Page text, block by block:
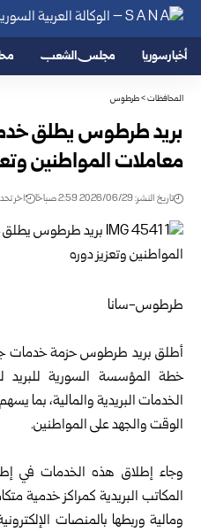
أخبار سوريا مجلس الشعب
المحافظات>طرطوس
بريد طرطوس يطلق
معاملات المواطنين
تاريخ النشر: 2026/06/29 2:59 صباحًا اخر تحديث: 2026/06/
طرطوس-سانا
أطلق بريد طرطوسحزمة خدمات
خطةالمؤسسة السورية للبريد
الخدمات البريدية والمالية، بما
الوقت والجهد على المواطنين.
وجاء إطلاق هذه الخدمات في
المكاتب البريدية كمراكز خدمية
ومالية وربطها بالمنصات